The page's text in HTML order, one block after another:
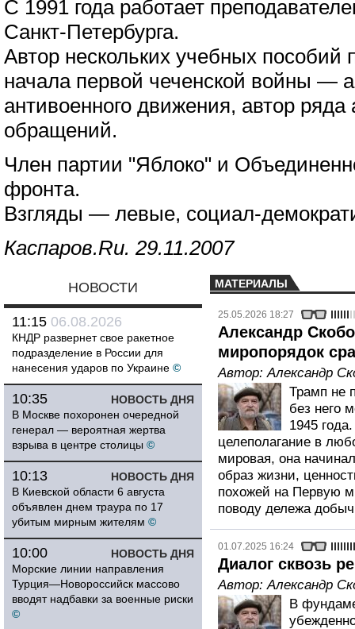
С 1991 года работает
Санкт-Петербурга.
Автор нескольких учебных пособий
начала первой чеченской войны —
антивоенного движения, автор ряда
обращений.
Член партии "Яблоко" и
фронта.
Взгляды — левые, социал-
Каспаров.Ru. 29.11.2007
НОВОСТИ
11:15 06.08.2026
КНДР развернет свое ракетное
подразделение в России для
нанесения ударов по Украине ©
НОВОСТЬ ДНЯ
10:35
В Москве похоронен очередной
генерал — вероятная жертва
взрыва в центре столицы ©
НОВОСТЬ ДНЯ
10:13
В Киевской области 6 августа
объявлен днем траура по 17
убитым мирным жителям ©
НОВОСТЬ ДНЯ
10:00
Морские линии направления
Турция—Новороссийск массово
вводят надбавки за военные риски
©
МАТЕРИАЛЫ
25.05.2026 18:27
Александр
миропорядок
Автор:Александр
Трамп не
без него
1945
целеполагание в
мировая, она
образ жизни,
похожей на Первую
поводу дележа
01.07.2025 16:24
Диалог сквозь
Автор:Александр
В